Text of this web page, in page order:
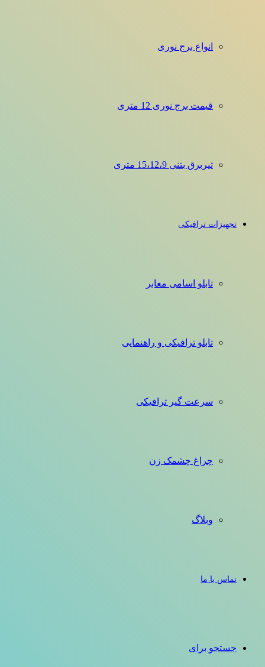
انواع برج نوری
قیمت برج نوری 12 متری
تیربرق بتنی 15،12،9 متری
تجهیزات ترافیکی
تابلو اسامی معابر
تابلو ترافیکی و راهنمایی
سرعت گیر ترافیکی
چراغ چشمک زن
وبلاگ
تماس با ما
جستجو برای